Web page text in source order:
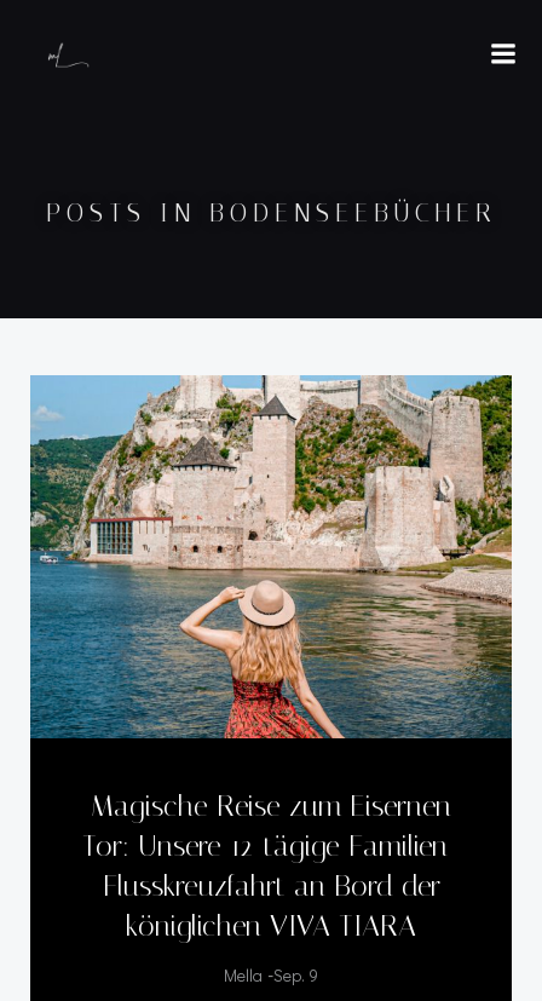
POSTS IN BODENSEEBÜCHER
Magische Reise zum Eisernen
Tor: Unsere 12-tägige Familien-
Flusskreuzfahrt an Bord der
königlichen VIVA TIARA
Mella -Sep. 9